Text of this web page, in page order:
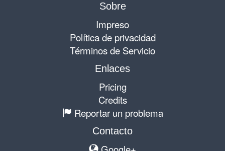
Sobre
Impreso
Política de privacidad
Términos de Servicio
Enlaces
Pricing
Credits
Reportar un problema
Contacto